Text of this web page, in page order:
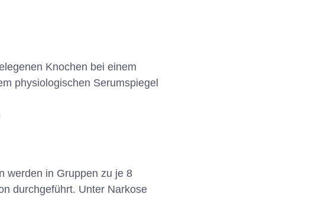
Knochen bei einem
physiologischen Serumspiegel
werden in Gruppen zu je 8
durchgeführt. Unter Narkose